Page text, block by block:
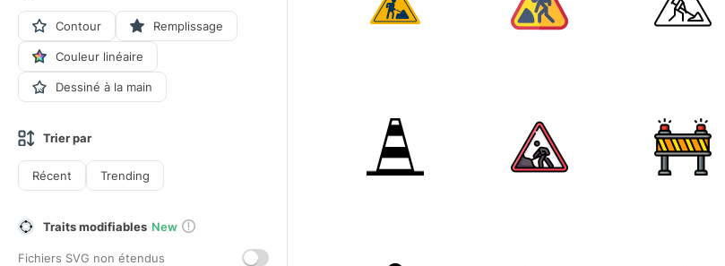
Contour Remplissage
Couleur linéaire
Dessiné à la main
Trier par
Récent Trending
Traits modifiables New
Fichiers SVG non étendus